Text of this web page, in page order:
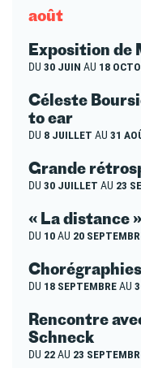
août
Exposition de
DU 30 JUIN AU 18
Céleste
to ear
DU 8 JUILLET AU 31
Grande
DU 30 JUILLET AU 23
« La distance
DU 10AU 20
DU 18 SEPTEMBREAU
Rencontre
Schneck
DU 22AU 23